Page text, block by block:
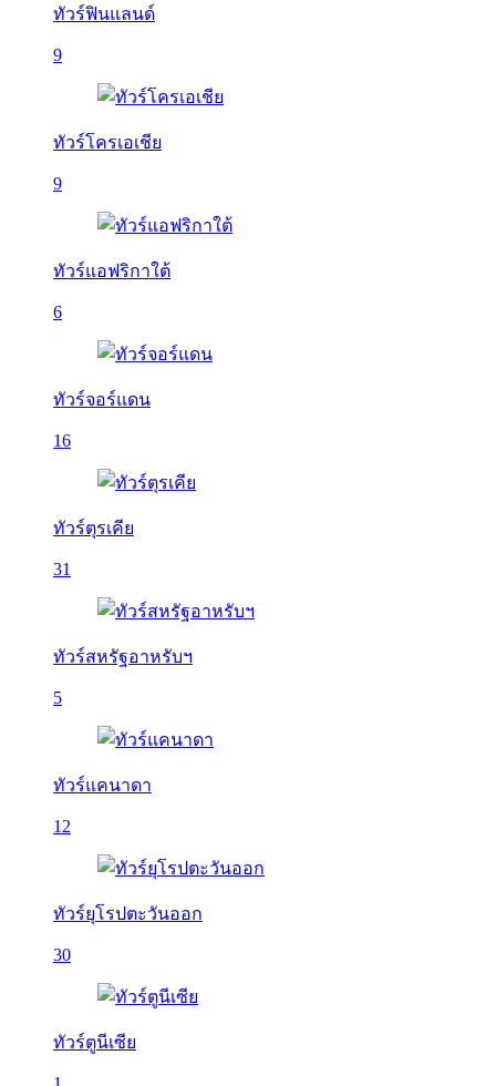
ทัวร์ฟินแลนด์
9
ทัวร์โครเอเชีย
9
ทัวร์แอฟริกาใต้
6
ทัวร์จอร์แดน
16
ทัวร์ตุรเคีย
31
ทัวร์สหรัฐอาหรับฯ
5
ทัวร์แคนาดา
12
ทัวร์ยุโรปตะวันออก
30
ทัวร์ตูนีเซีย